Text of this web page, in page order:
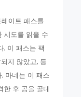
이트 패스를
시도를 읽을 수
. 이 패스는 팩
지 않았고, 등
마네는 이 패스
한 후 공을 골대